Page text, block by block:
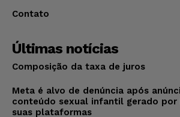
Contato
Últimas notícias
Composição da taxa de juros
Meta é alvo de denúncia após
conteúdo sexual infantil gerado por
suas plataformas